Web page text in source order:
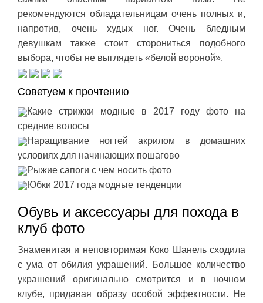
рекомендуются обладательницам очень полных и,
напротив, очень худых ног. Очень бледным
девушкам также стоит сторониться подобного
выбора, чтобы не выглядеть «белой вороной».
Советуем к прочтению
Какие стрижки модные в 2017 году фото на
средние волосы
Наращивание ногтей акрилом в домашних
условиях для начинающих пошагово
Рыжие сапоги с чем носить фото
Юбки 2017 года модные тенденции
Обувь и аксессуары для похода в
клуб фото
Знаменитая и неповторимая Коко Шанель сходила
с ума от обилия украшений. Большое количество
украшений оригинально смотрится и в ночном
клубе, придавая образу особой эффектности. Не